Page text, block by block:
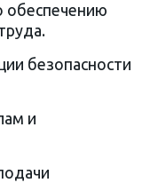
обеспечению
безопасности
и